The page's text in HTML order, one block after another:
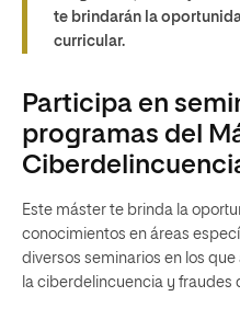
te brindarán la
curricular.
Participa en
programas del
Este máster te brinda la
conocimientos en áreas
diversos seminarios en los
la ciberdelincuencia y fraudes